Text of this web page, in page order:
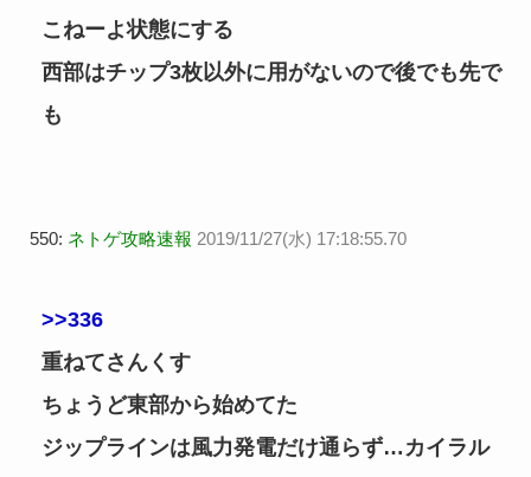
こねーよ状態にする
西部はチップ3枚以外に用がないので後でも先で
も
550: ネトゲ攻略速報 2019/11/27(水) 17:18:55.70
>>336
重ねてさんくす
ちょうど東部から始めてた
ジップラインは風力発電だけ通らず…カイラル